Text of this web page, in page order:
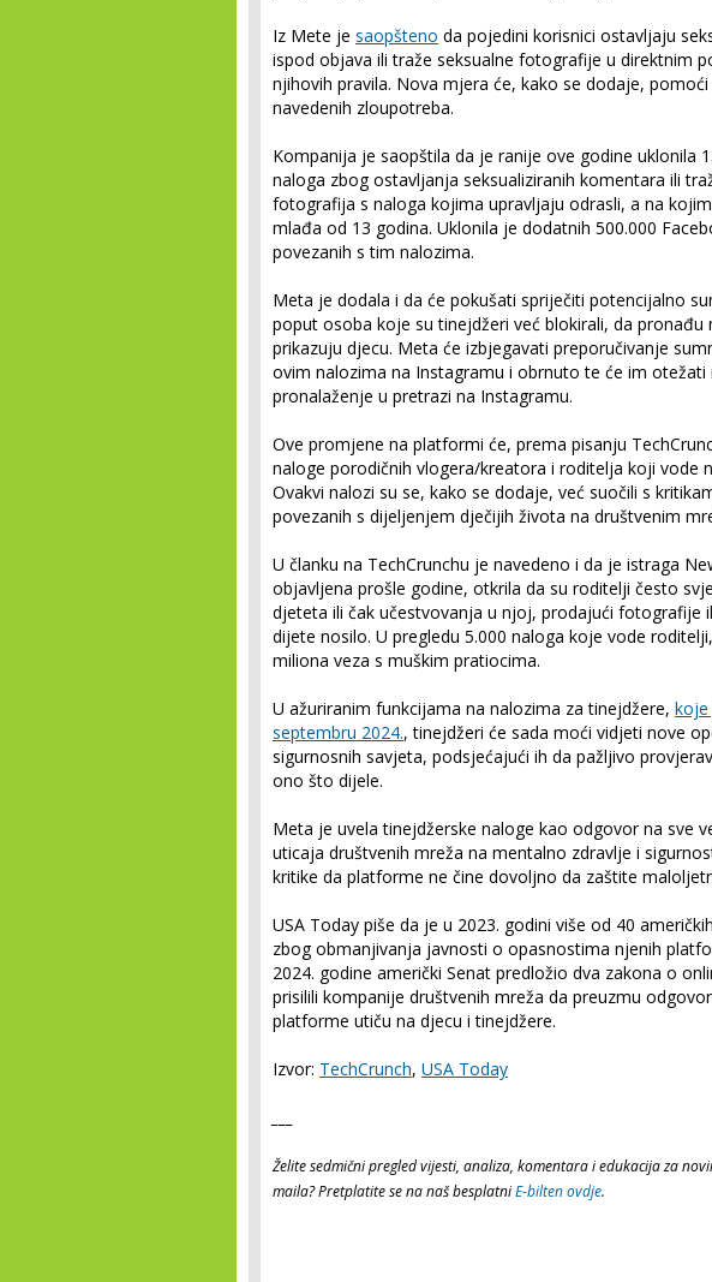
Iz Mete je saopšteno da pojedini korisnici ostavljaju
ispod objava ili traže seksualne fotografije u direktnim
njihovih pravila. Nova mjera će, kako se dodaje,
navedenih zloupotreba.
Kompanija je saopštila da je ranije ove godine uklonila
naloga zbog ostavljanja seksualiziranih komentara ili
fotografija s naloga kojima upravljaju odrasli, a na
mlađa od 13 godina. Uklonila je dodatnih 500.000
povezanih s tim nalozima.
Meta je dodala i da će pokušati spriječiti potencijalno
poput osoba koje su tinejdžeri već blokirali, da pronađu
prikazuju djecu. Meta će izbjegavati preporučivanje
ovim nalozima na Instagramu i obrnuto te će im otežati
pronalaženje u pretrazi na Instagramu.
Ove promjene na platformi će, prema pisanju
naloge porodičnih vlogera/kreatora i roditelja koji vode
Ovakvi nalozi su se, kako se dodaje, već suočili s
povezanih s dijeljenjem dječijih života na društvenim
U članku na TechCrunchu je navedeno i da je istraga
objavljena prošle godine, otkrila da su roditelji često
djeteta ili čak učestvovanja u njoj, prodajući fotografije
dijete nosilo. U pregledu 5.000 naloga koje vode
miliona veza s muškim pratiocima.
U ažuriranim funkcijama na nalozima za tinejdžere, koje
septembru 2024., tinejdžeri će sada moći vidjeti nove
sigurnosnih savjeta, podsjećajući ih da pažljivo
ono što dijele.
Meta je uvela tinejdžerske naloge kao odgovor na sve
uticaja društvenih mreža na mentalno zdravlje i
kritike da platforme ne čine dovoljno da zaštite
USA Today piše da je u 2023. godini više od 40
zbog obmanjivanja javnosti o opasnostima njenih
2024. godine američki Senat predložio dva zakona o
prisilili kompanije društvenih mreža da preuzmu
platforme utiču na djecu i tinejdžere.
Izvor: TechCrunch, USA Today
Želite sedmični pregled vijesti, analiza, komentara i edukacija za
maila? Pretplatite se na naš besplatniE-bilten ovdje.